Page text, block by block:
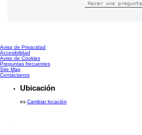
Hacer una pregunta
Aviso de Privacidad
Configurar Cookies
Accesibilidad
Aviso de Cookies
Site Map